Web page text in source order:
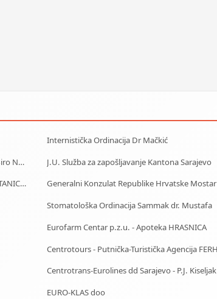
Internistička Ordinacija Dr Mačkić
J.U. Služba za zapošljavanje Kantona Sarajevo - Biro Novi Grad
J.U. Služba za zapošljavanje Kantona Sarajevo
Centrotours - Putnička-Turistička Agencija BUS STANICA Sarajevo
Generalni Konzulat Republike Hrvatske Mostar
Stomatološka Ordinacija Sammak dr. Mustafa
Eurofarm Centar p.z.u. - Apoteka HRASNICA
EURO-KLAS doo